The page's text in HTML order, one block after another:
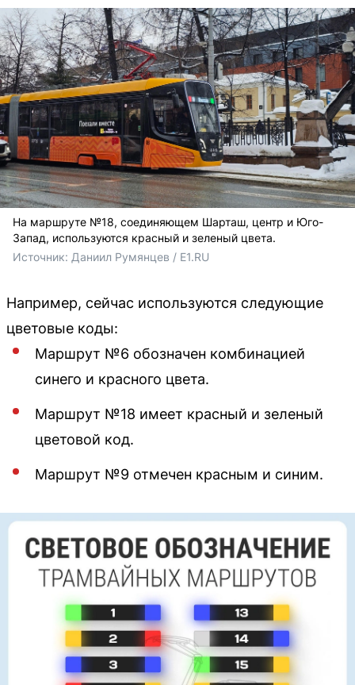
На маршруте №18, соединяющем Шарташ, центр и Юго-
Запад, используются красный и зеленый цвета.
Источник: Даниил Румянцев / E1.RU
Например, сейчас используются следующие
цветовые коды:
Маршрут №6 обозначен комбинацией
синего и красного цвета.
Маршрут №18 имеет красный и зеленый
цветовой код.
Маршрут №9 отмечен красным и синим.